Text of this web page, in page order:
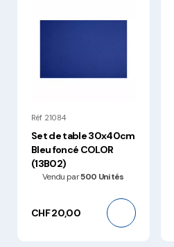
Réf 21084
Set de table 30x40cm
Bleu foncé COLOR
(13B02)
Vendu par500 Unités
CHF 20,00